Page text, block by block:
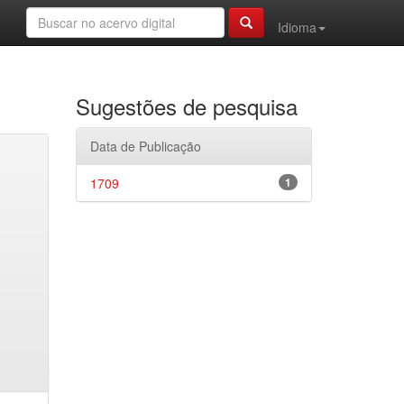
Idioma
Sugestões de pesquisa
Data de Publicação
1
1709